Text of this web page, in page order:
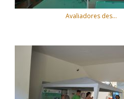
Avaliadores des...